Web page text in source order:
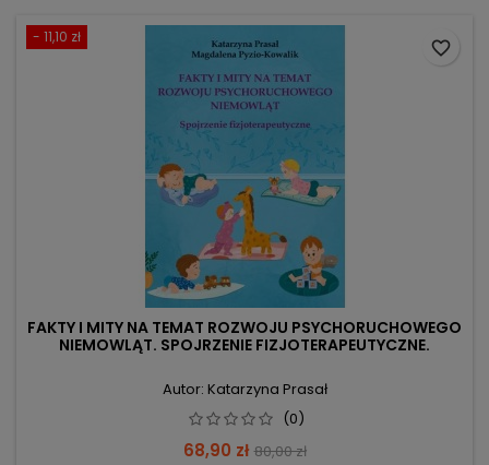
- 11,10 zł
FAKTY I MITY NA TEMAT ROZWOJU PSYCHORUCHOWEGO
NIEMOWLĄT. SPOJRZENIE FIZJOTERAPEUTYCZNE.
Autor: Katarzyna Prasał
(0)
Cena
68,90 zł Cena
80,00 zł
favorite_border